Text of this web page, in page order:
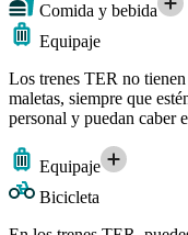
Comida y bebida
Equipaje
Los trenes TER no
maletas, siempre que
personal y puedan caber
Equipaje
Bicicleta